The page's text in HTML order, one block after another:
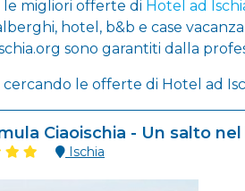
le migliori offerte di Hotel ad
hotel, b&b e case
sono garantiti dalla
cercando le offerte di Hotel ad
Ciaoischia - Un salto
Ischia